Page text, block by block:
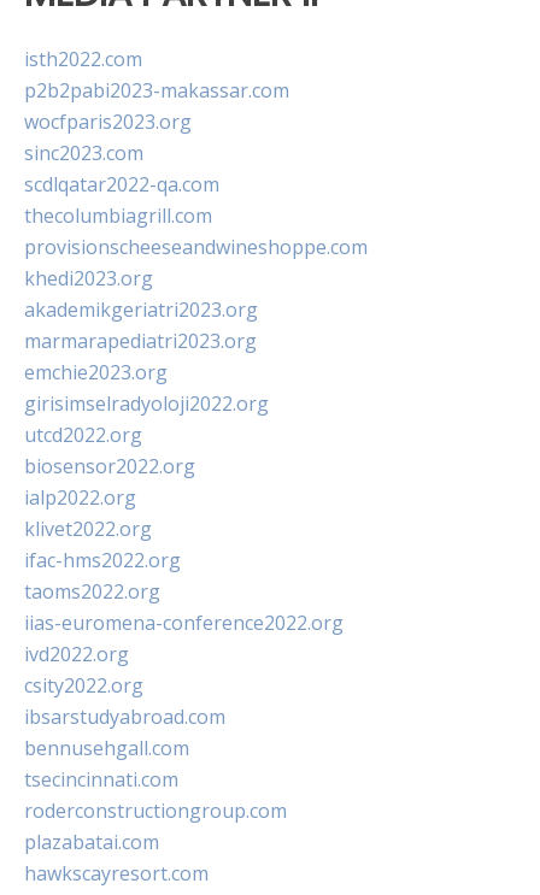
isth2022.com
p2b2pabi2023-makassar.com
wocfparis2023.org
sinc2023.com
scdlqatar2022-qa.com
thecolumbiagrill.com
provisionscheeseandwineshoppe.com
khedi2023.org
akademikgeriatri2023.org
marmarapediatri2023.org
emchie2023.org
girisimselradyoloji2022.org
utcd2022.org
biosensor2022.org
ialp2022.org
klivet2022.org
ifac-hms2022.org
taoms2022.org
iias-euromena-conference2022.org
ivd2022.org
csity2022.org
ibsarstudyabroad.com
bennusehgall.com
tsecincinnati.com
roderconstructiongroup.com
plazabatai.com
hawkscayresort.com